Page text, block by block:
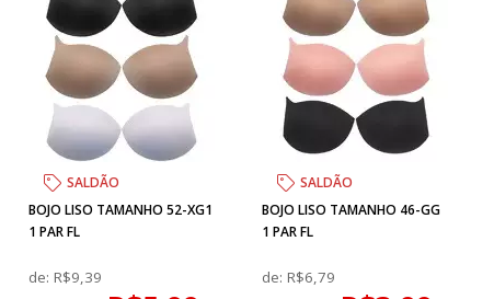
SALDÃO
BOJO LISO TAMANHO 52-XG1
1 PAR FL
de:R$9,39
SALDÃO
BOJO LISO TAMANHO 46-GG
1 PAR FL
de: R$6,79